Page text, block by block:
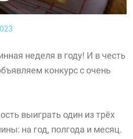
неделя в году! И в честь
конкурс с очень
выиграть один из трёх
на год, полгода и месяц.